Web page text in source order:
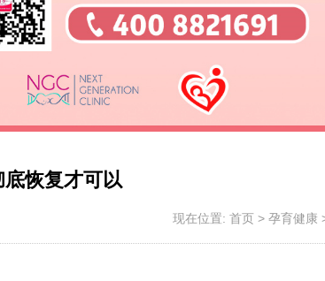
恢复才可以
现在位置: 首页 > 孕育健康